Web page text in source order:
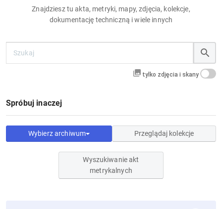
Znajdziesz tu akta, metryki, mapy, zdjęcia, kolekcje,
dokumentację techniczną i wiele innych
tylko zdjęcia i skany
Spróbuj inaczej
Wybierz archiwum Przeglądaj kolekcje
Wyszukiwanie akt
metrykalnych